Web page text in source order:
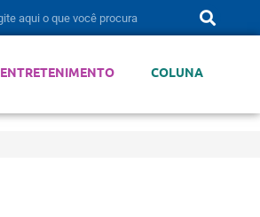
ENTRETENIMENTO COLUNA